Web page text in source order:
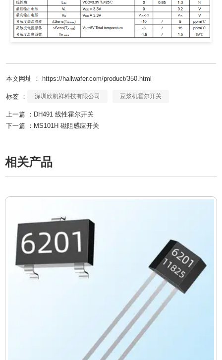
本文网址 ： https://hallwafer.com/product/350.html
标签 ： 深圳欣凯祥科技有限公司 豆浆机霍尔开关
上一篇 ： DH491 线性霍尔开关
下一篇 ： MS101H 磁阻感应开关
相关产品